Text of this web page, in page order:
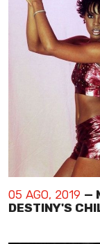
05 AGO, 2019 —
DESTINY'S